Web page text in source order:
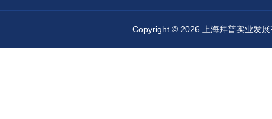
Copyright © 2026 上海拜普实业发